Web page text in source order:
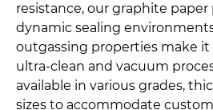
resistance, our graphite
dynamic sealing
outgassing properties make
ultra-clean and vacuum
available in various grades,
sizes to accommodate